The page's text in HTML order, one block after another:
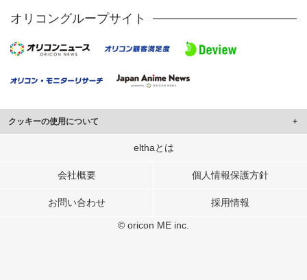
オリコングループサイト
クッキーの使用について
このサイトでは Cookie を使用して、ユーザーに合わせたコンテンツや広告の
行っています。
メディアや広告配信、データ解析の各パートナーに提供しています。
elthaとは
会社概要 個人情報保護方針
お問い合わせ 採用情報
© oricon ME inc.